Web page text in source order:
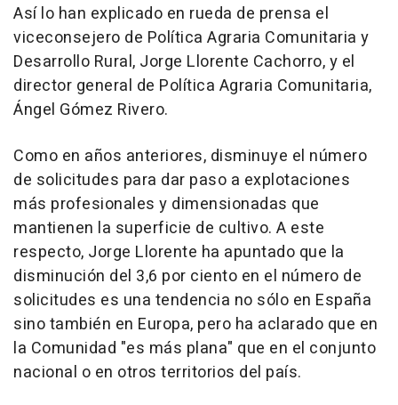
Así lo han explicado en rueda de prensa el
viceconsejero de Política Agraria Comunitaria y
Desarrollo Rural, Jorge Llorente Cachorro, y el
director general de Política Agraria Comunitaria,
Ángel Gómez Rivero.
Como en años anteriores, disminuye el número
de solicitudes para dar paso a explotaciones
más profesionales y dimensionadas que
mantienen la superficie de cultivo. A este
respecto, Jorge Llorente ha apuntado que la
disminución del 3,6 por ciento en el número de
solicitudes es una tendencia no sólo en España
sino también en Europa, pero ha aclarado que en
la Comunidad "es más plana" que en el conjunto
nacional o en otros territorios del país.